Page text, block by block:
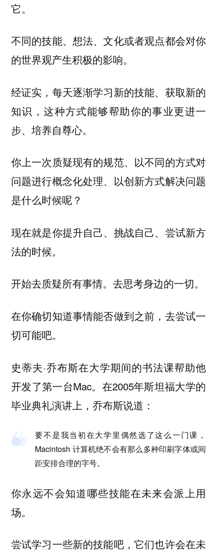
它。
不同的技能、想法、文化或者观点都会对你
的世界观产生积极的影响。
经证实，每天逐渐学习新的技能、获取新的
知识，这种方式能够帮助你的事业更进一
步、培养自尊心。
你上一次质疑现有的规范、以不同的方式对
问题进行概念化处理、以创新方式解决问题
是什么时候呢？
现在就是你提升自己、挑战自己、尝试新方
法的时候。
开始去质疑所有事情。去思考身边的一切。
在你确切知道事情能否做到之前，去尝试一
切可能吧。
史蒂夫·乔布斯在大学期间的书法课帮助他
开发了第一台Mac。在2005年斯坦福大学的
毕业典礼演讲上，乔布斯说道：
要不是我当初在大学里偶然选了这么一门课，
Macintosh 计算机绝不会有那么多种印刷字体或间
距安排合理的字号。
你永远不会知道哪些技能在未来会派上用
场。
尝试学习一些新的技能吧，它们也许会在未